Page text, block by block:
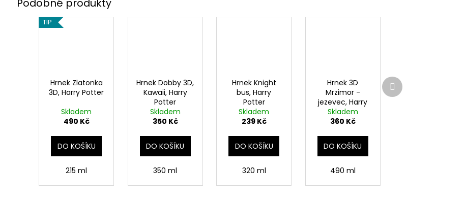
TIP
Hrnek Zlatonka
3D, Harry Potter
Skladem
490 Kč
DO KOŠÍKU
215 ml
Hrnek Dobby 3D,
Kawaii, Harry
Potter
Skladem
350 Kč
DO KOŠÍKU
350 ml
Hrnek Knight
bus, Harry
Potter
Skladem
239 Kč
DO KOŠÍKU
320 ml
Hrnek 3D
Mrzimor -
jezevec, Harry
Potter
Skladem
360 Kč
DO KOŠÍKU
490 ml
Další
produkt